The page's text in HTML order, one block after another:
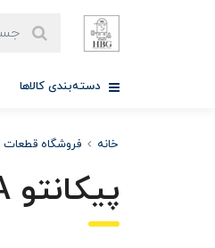
دسته‌بندی کالاها
خانه فروشگاه قطعات
پیکانتو TA